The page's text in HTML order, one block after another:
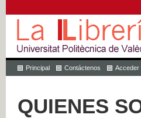
Principal Contáctenos Acceder
QUIENES